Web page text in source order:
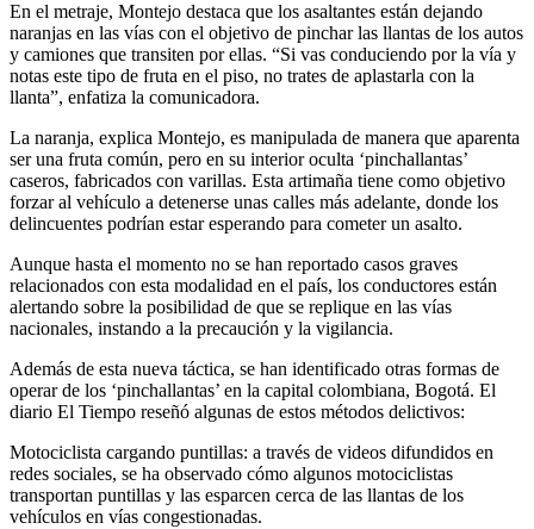
En el metraje, Montejo destaca que los asaltantes están dejando
naranjas en las vías con el objetivo de pinchar las llantas de los autos
y camiones que transiten por ellas. “Si vas conduciendo por la vía y
notas este tipo de fruta en el piso, no trates de aplastarla con la
llanta”, enfatiza la comunicadora.
La naranja, explica Montejo, es manipulada de manera que aparenta
ser una fruta común, pero en su interior oculta ‘pinchallantas’
caseros, fabricados con varillas. Esta artimaña tiene como objetivo
forzar al vehículo a detenerse unas calles más adelante, donde los
delincuentes podrían estar esperando para cometer un asalto.
Aunque hasta el momento no se han reportado casos graves
relacionados con esta modalidad en el país, los conductores están
alertando sobre la posibilidad de que se replique en las vías
nacionales, instando a la precaución y la vigilancia.
Además de esta nueva táctica, se han identificado otras formas de
operar de los ‘pinchallantas’ en la capital colombiana, Bogotá. El
diario El Tiempo reseñó algunas de estos métodos delictivos:
Motociclista cargando puntillas: a través de videos difundidos en
redes sociales, se ha observado cómo algunos motociclistas
transportan puntillas y las esparcen cerca de las llantas de los
vehículos en vías congestionadas.